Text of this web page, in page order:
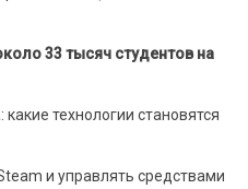
33 тысяч студентов на
технологии становятся
и управлять средствами